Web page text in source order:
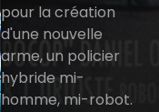
pour la création
d'une nouvelle
arme, un policier
hybride mi-
homme, mi-robot.